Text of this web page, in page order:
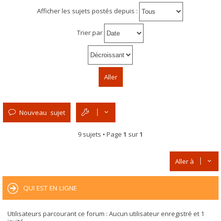
Afficher les sujets postés depuis :
Trier par
Nouveau sujet
9 sujets • Page 1 sur1
Aller à
QUI EST EN LIGNE
Utilisateurs parcourant ce forum : Aucun utilisateur enregistré et 1